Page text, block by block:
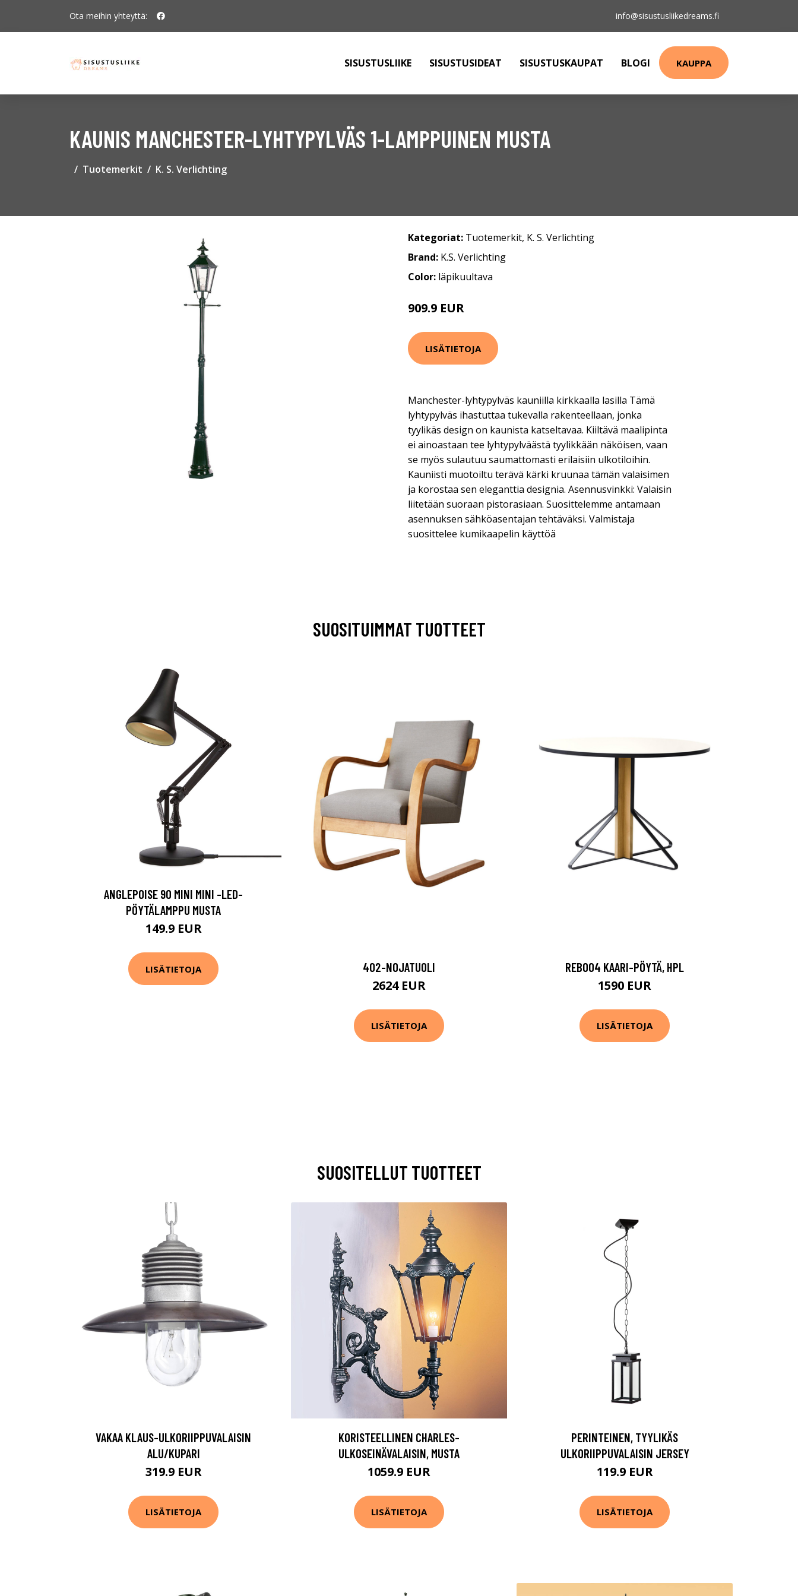
Ota meihin yhteyttä: info@sisustusliikedreams.fi
SISUSTUSLIIKE SISUSTUSIDEAT SISUSTUSKAUPAT BLOGI KAUPPA
KAUNIS MANCHESTER-LYHTYPYLVÄS 1-LAMPPUINEN MUSTA
Tuotemerkit K. S. Verlichting
Kategoriat: Tuotemerkit, K. S. Verlichting
Brand: K.S. Verlichting
Color: läpikuultava
909.9 EUR
LISÄTIETOJA
Manchester-lyhtypylväs kauniilla kirkkaalla lasilla Tämä
lyhtypylväs ihastuttaa tukevalla rakenteellaan, jonka
tyylikäs design on kaunista katseltavaa. Kiiltävä maalipinta
ei ainoastaan tee lyhtypylväästä tyylikkään näköisen, vaan
se myös sulautuu saumattomasti erilaisiin ulkotiloihin.
Kauniisti muotoiltu terävä kärki kruunaa tämän valaisimen
ja korostaa sen eleganttia designia. Asennusvinkki: Valaisin
liitetään suoraan pistorasiaan. Suosittelemme antamaan
asennuksen sähköasentajan tehtäväksi. Valmistaja
suosittelee kumikaapelin käyttöä
SUOSITUIMMAT TUOTTEET
ANGLEPOISE 90 MINI MINI -LED-
PÖYTÄLAMPPU MUSTA
149.9 EUR
LISÄTIETOJA 402-NOJATUOLI
2624 EUR
LISÄTIETOJA
REB004 KAARI-PÖYTÄ, HPL
1590 EUR
LISÄTIETOJA
SUOSITELLUT TUOTTEET
VAKAA KLAUS-ULKORIIPPUVALAISIN
ALU/KUPARI
319.9 EUR
LISÄTIETOJA
KORISTEELLINEN CHARLES-
ULKOSEINÄVALAISIN, MUSTA
1059.9 EUR
LISÄTIETOJA
PERINTEINEN, TYYLIKÄS
ULKORIIPPUVALAISIN JERSEY
119.9 EUR
LISÄTIETOJA